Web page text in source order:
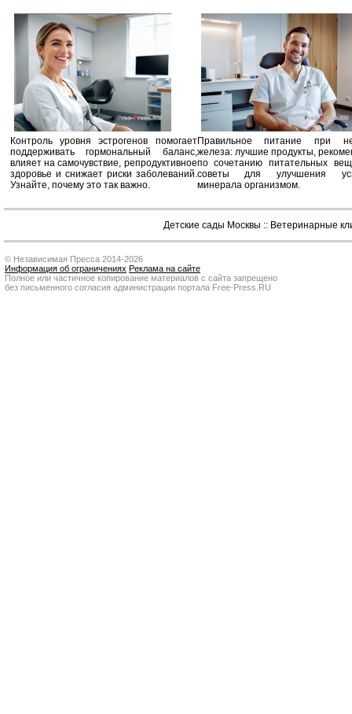
Контроль уровня эстрогенов помогает
поддерживать гормональный баланс,
влияет на самочувствие, репродуктивное
здоровье и снижает риски заболеваний.
Узнайте, почему это так важно.
Правильное питание при
железа: лучшие продукты,
по сочетанию питательных
советы для улучшения
минерала организмом.
Детские сады Москвы :: Ветеринарные
© Независимая Пресса 2014-2026
Информация об ограничениях Реклама на сайте
Полное или частичное копирование материалов с сайта запрещено
без письменного согласия администрации портала Free-Press.RU